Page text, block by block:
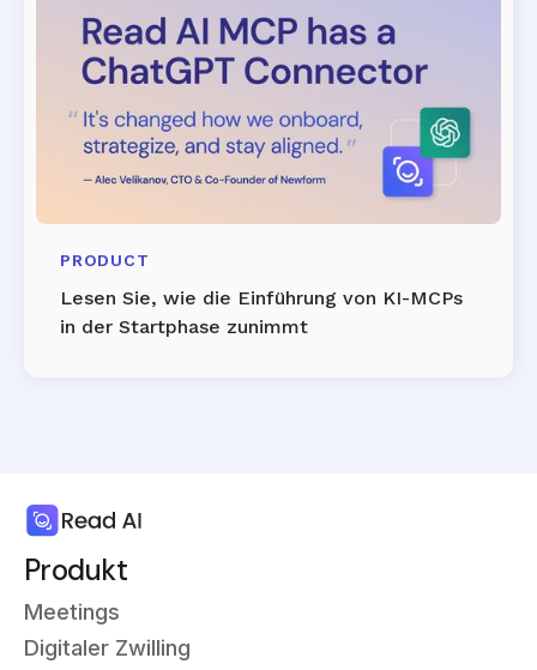
PRODUCT
Lesen Sie, wie die Einführung von KI-MCPs
in der Startphase zunimmt
Produkt
Meetings
Digitaler Zwilling